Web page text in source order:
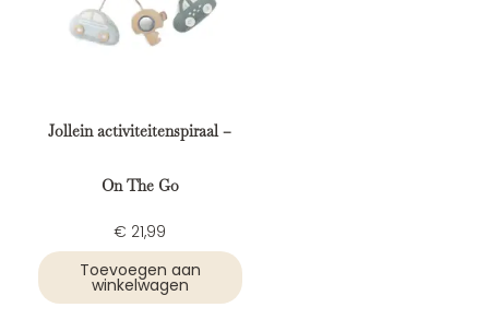
Jollein activiteitenspiraal –
On The Go
€ 21,99
Toevoegen aan
winkelwagen